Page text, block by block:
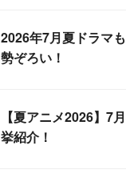
2026年7月夏ドラマ
勢ぞろい！
【夏アニメ2026】7
挙紹介！